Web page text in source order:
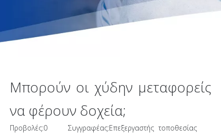
Μπορούν οι χύδην μεταφορείς
να φέρουν δοχεία;
Προβολές:0 Συγγραφέας:Επεξεργαστής τοποθεσίας